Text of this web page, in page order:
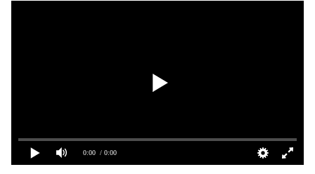
0:00 / 0:00